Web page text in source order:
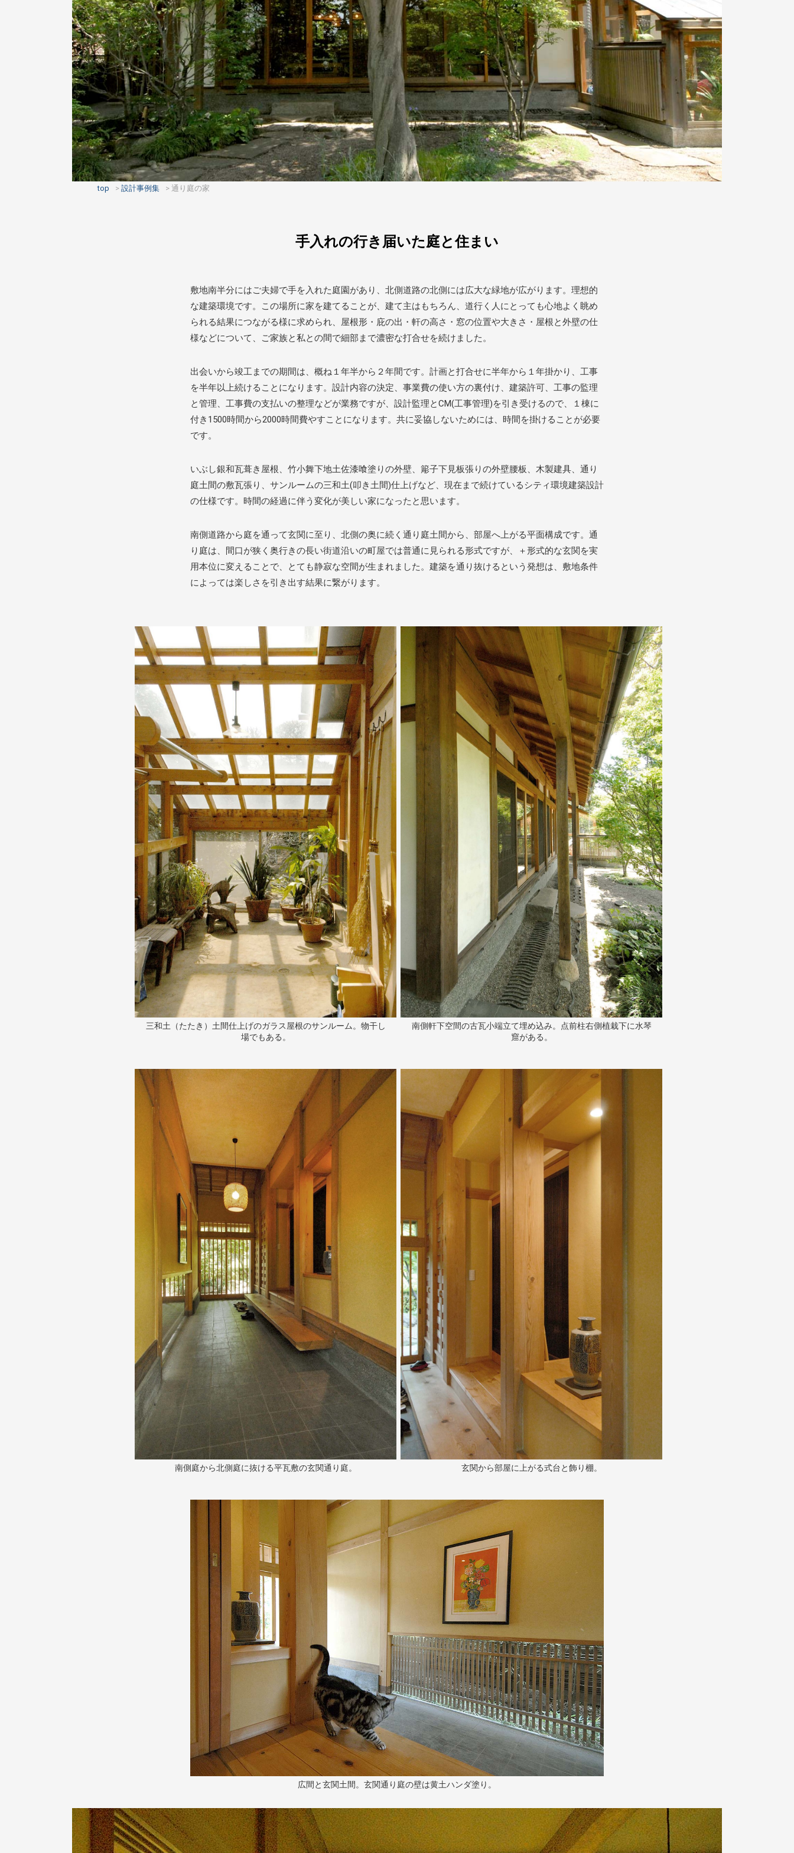
top 設計事例集 通り庭の家
手入れの行き届いた庭と住まい
敷地南半分にはご夫婦で手を入れた庭園があり、北側道路の北側には広大な緑地が広がります。理想的
な建築環境です。この場所に家を建てることが、建て主はもちろん、道行く人にとっても心地よく眺め
られる結果につながる様に求められ、屋根形・庇の出・軒の高さ・窓の位置や大きさ・屋根と外壁の仕
様などについて、ご家族と私との間で細部まで濃密な打合せを続けました。
出会いから竣工までの期間は、概ね１年半から２年間です。計画と打合せに半年から１年掛かり、工事
を半年以上続けることになります。設計内容の決定、事業費の使い方の裏付け、建築許可、工事の監理
と管理、工事費の支払いの整理などが業務ですが、設計監理とCM(工事管理)を引き受けるので、１棟に
付き1500時間から2000時間費やすことになります。共に妥協しないためには、時間を掛けることが必要
です。
いぶし銀和瓦葺き屋根、竹小舞下地土佐漆喰塗りの外壁、簓子下見板張りの外壁腰板、木製建具、通り
庭土間の敷瓦張り、サンルームの三和土(叩き土間)仕上げなど、現在まで続けているシティ環境建築設計
の仕様です。時間の経過に伴う変化が美しい家になったと思います。
南側道路から庭を通って玄関に至り、北側の奥に続く通り庭土間から、部屋へ上がる平面構成です。通
り庭は、間口が狭く奥行きの長い街道沿いの町屋では普通に見られる形式ですが、＋形式的な玄関を実
用本位に変えることで、とても静寂な空間が生まれました。建築を通り抜けるという発想は、敷地条件
によっては楽しさを引き出す結果に繋がります。
三和土（たたき）土間仕上げのガラス屋根のサンルーム。物干し
場でもある。
南側軒下空間の古瓦小端立て埋め込み。点前柱右側植栽下に水琴
窟がある。
南側庭から北側庭に抜ける平瓦敷の玄関通り庭。 玄関から部屋に上がる式台と飾り棚。
広間と玄関土間。玄関通り庭の壁は黄土ハンダ塗り。